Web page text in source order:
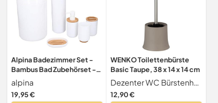
Alpina Badezimmer Set -
Bambus Bad Zubehörset -
Toilettenzubehörset mit
Lotionspender, Mülleimer,
Zahnbürstenhalter,
alpina
19,95 €
WENKO Toilettenbürste
Basic Taupe, 38 x 14 x 14 cm
Dezenter WC Bürstenhalter Der Toilettenbürstenhalter Basic ist der ideale Helfer für Bad und Gäste-WC, er fügt sich mit seiner puristischen Optik in jede Einrichtung ein
12,90 €